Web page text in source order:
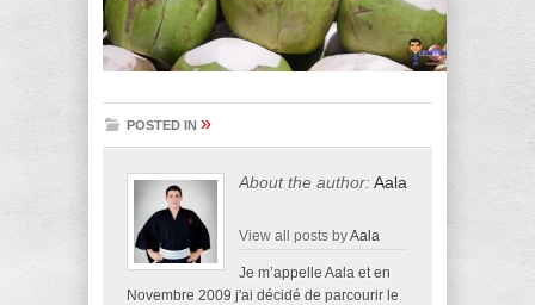
POSTED IN »
About the author:Aala
View all posts byAala
Je m’appelle Aala et en
Novembre 2009 j'ai décidé de parcourir le